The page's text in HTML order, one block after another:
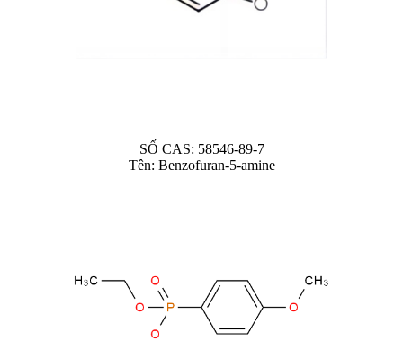
SỐ CAS: 58546-89-7
Tên: Benzofuran-5-amine